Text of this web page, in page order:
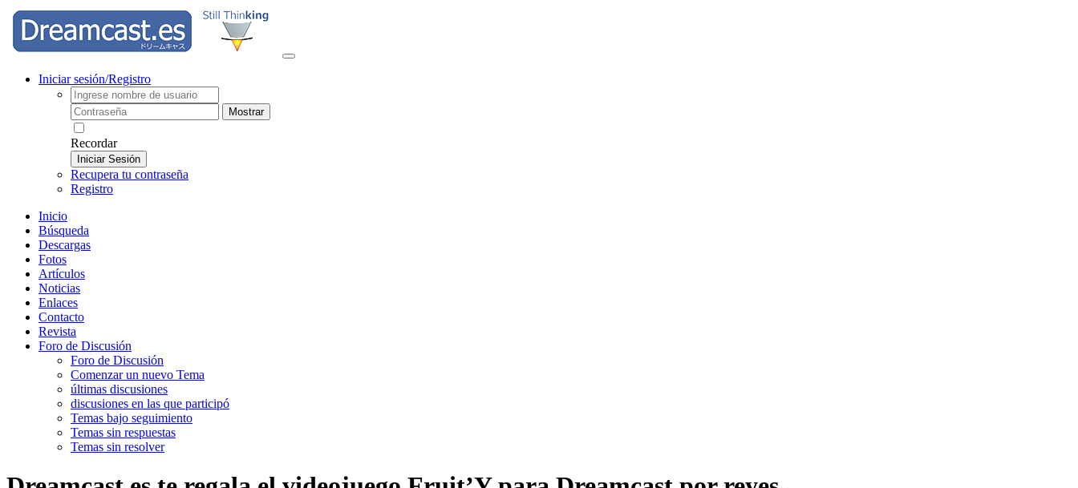
Iniciar sesión/Registro
Mostrar
Recordar
Iniciar Sesión
Recupera tu contraseña
Registro
Inicio
Búsqueda
Descargas
Fotos
Artículos
Noticias
Enlaces
Contacto
Revista
Foro de Discusión
Foro de Discusión
Comenzar un nuevo Tema
últimas discusiones
discusiones en las que participó
Temas bajo seguimiento
Temas sin respuestas
Temas sin resolver